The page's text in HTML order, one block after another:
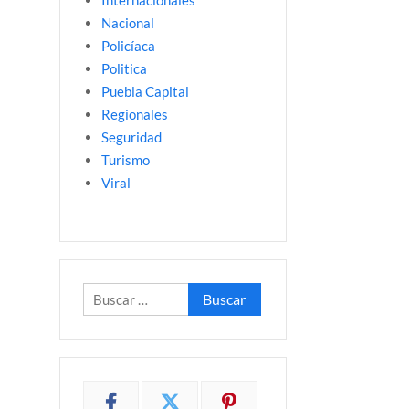
Nacional
Policíaca
Politica
Puebla Capital
Regionales
Seguridad
Turismo
Viral
Buscar: